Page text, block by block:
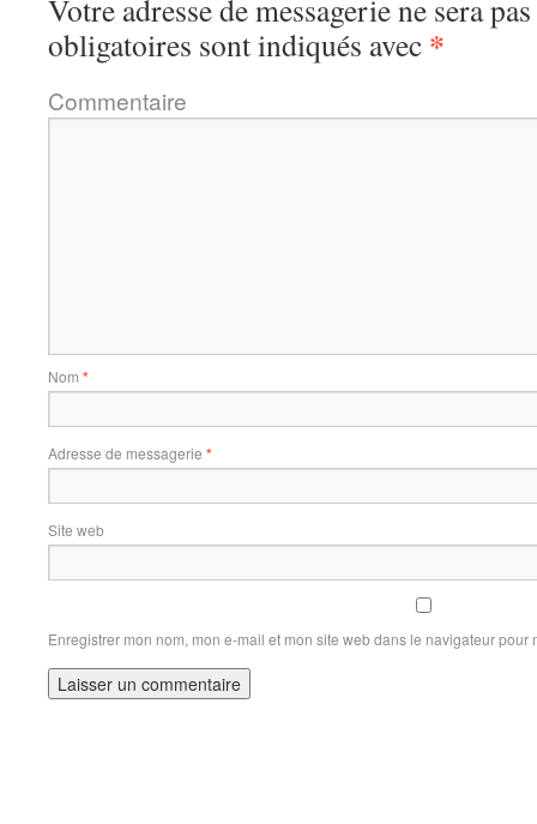
Votre adresse de messagerie ne sera
obligatoires sont indiqués avec *
Commentaire
Nom *
Adresse de messagerie *
Site web
Enregistrer mon nom, mon e-mail et mon site web dans le navigateur pour